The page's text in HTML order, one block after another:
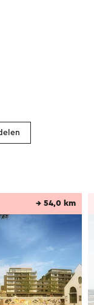
→ 54,0 km